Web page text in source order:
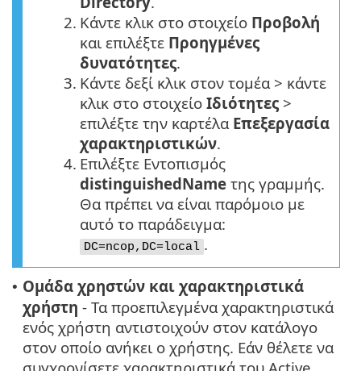
2. Κάντε κλικ στο στοιχείο Προβολή
και επιλέξτε Προηγμένες
δυνατότητες.
3. Κάντε δεξί κλικ στον τομέα > κάντε
κλικ στο στοιχείο Ιδιότητες >
επιλέξτε την καρτέλα Επεξεργασία
χαρακτηριστικών.
4. Επιλέξτε Εντοπισμός
distinguishedName της γραμμής.
Θα πρέπει να είναι παρόμοιο με
αυτό το παράδειγμα:
DC=ncop,DC=local .
• Ομάδα χρηστών και χαρακτηριστικά
χρήστη - Τα προεπιλεγμένα χαρακτηριστικά
ενός χρήστη αντιστοιχούν στον κατάλογο
στον οποίο ανήκει ο χρήστης. Εάν θέλετε να
συγχρονίσετε χαρακτηριστικά του Active